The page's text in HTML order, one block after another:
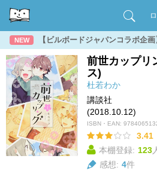
NEW 【ビルボードジャパンコラボ企
前世カップリ
ス)
杜若わか
講談社
(2018.10.12)
ISBN・EAN:
3.41
本棚登録: 123
感想: 4件